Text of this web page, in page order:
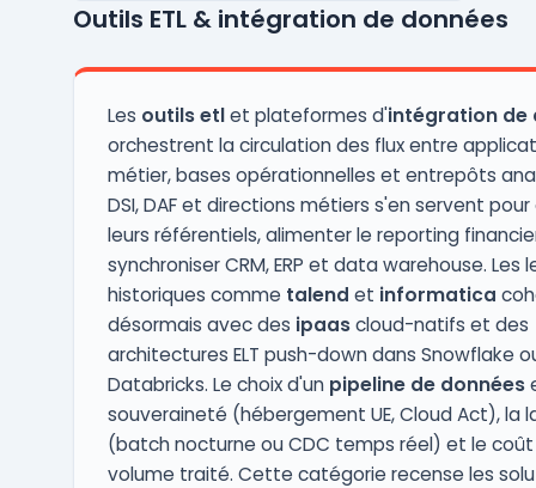
désireuses d’optimiser la collaboration
opérations, tout e ...
Outils ETL & intégration de données
Les outils etlet plateformes d'intégration de
orchestrent la circulation des flux entre
métier, bases opérationnelles et entrepôts
DSI, DAF et directions métiers s'en servent
leurs référentiels, alimenter le reporting
synchroniser CRM, ERP et data warehouse. Les
historiques comme talend et informatica
désormais avec des ipaascloud-natifs et des
architectures ELT push-down dans Snowflake
Databricks. Le choix d'un pipeline de données
souveraineté (hébergement UE, Cloud Act), la
(batch nocturne ou CDC temps réel) et le
volume traité. Cette catégorie recense les